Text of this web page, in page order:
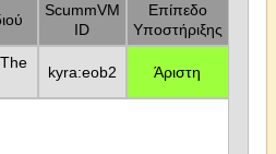
ScummVM
ID
Επίπεδο
Υποστήριξης
kyra:eob2 Άριστη